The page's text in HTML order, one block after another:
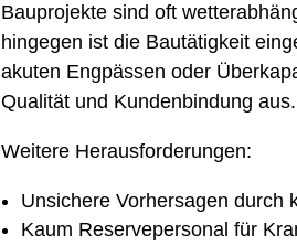
Bauprojekte sind oft
hingegen ist die Bautätigkeit
akuten Engpässen oder
Qualität und Kundenbindung aus.
Weitere Herausforderungen:
Unsichere Vorhersagen durch
Kaum Reservepersonal für